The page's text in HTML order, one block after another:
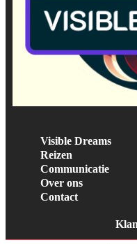
Visible Dreams
Reizen
Communicatie
Over ons
Contact